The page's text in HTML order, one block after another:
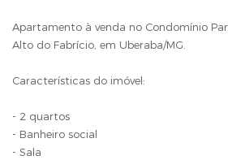
Apartamento à venda no Condomínio
Alto do Fabrício, em Uberaba/MG.
Características do imóvel:
- 2 quartos
- Banheiro social
- Sala